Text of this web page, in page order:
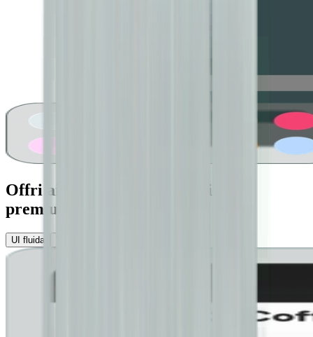
Offri ai tuoi clienti un’esperienza
premium
UI fluida